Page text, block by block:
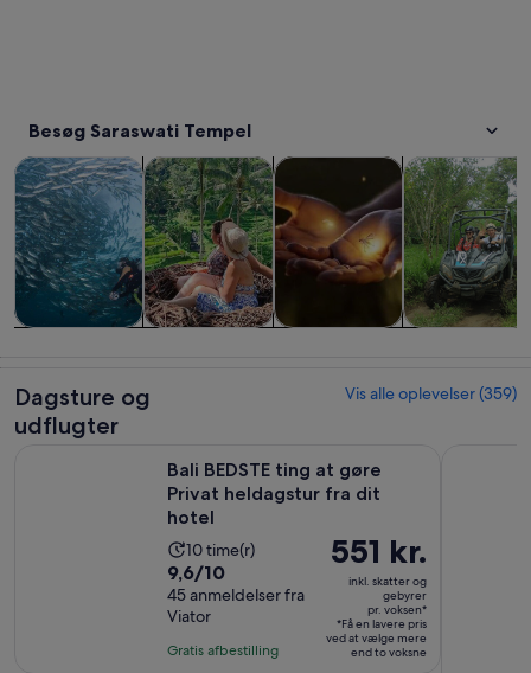
Besøg Saraswati Tempel
Dagsture og udflugterÅbner i en ny fane
Private tureÅbner i en ny fane
Historie og kulturÅbner i en
Dagsture og
udflugter
Vis alle oplevelser (359)
Bali BEDSTE ting at gøre
Privat heldagstur fra dit
hotel
Oplevelsens
varighed
er
10
timer
10 time(r)
9.6
ud
af
10
9,6/10
45 anmeldelser fra
Viator
Gratis afbestilling
Prisen
er
551 kr.
pr.
voksen*
551 kr.
inkl. skatter og
gebyrer
pr. voksen*
*Få en lavere pris
ved at vælge mere
end to voksne